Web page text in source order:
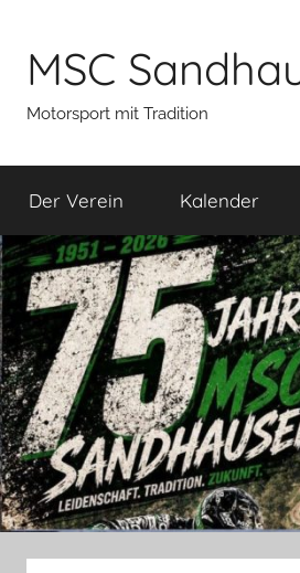
springen
MSC
Motorsport mit Tradition
Der Verein Kalender